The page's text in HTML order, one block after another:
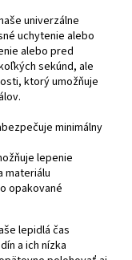
univerzálne
uchytenie alebo
alebo pred
sekúnd, ale
ktorý umožňuje
minimálny
lepenie
materiálu
opakované
lepidlá čas
a ich nízka